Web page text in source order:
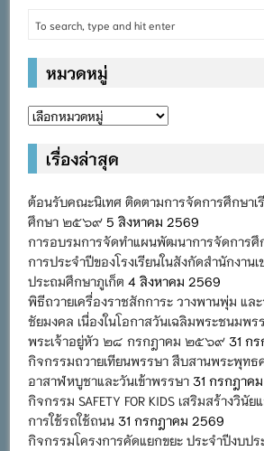
หมวดหมู่
หมวด
เรื่องล่าสุด
ต้อนรับคณะนิเทศ ติดตามการจัดการศึกษาเ
ศึกษา ๒๕๖๙ 5 สิงหาคม 2569
การอบรมการจัดทำแผนพัฒนาการจัดการ
การประจำปีของโรงเรียนในสังกัดสำนักงาน
ประถมศึกษาภูเก็ต 4 สิงหาคม 2569
พิธีถวายเครื่องราชสักการะ วางพานพุ่ม แล
ชัยมงคล เนื่องในโอกาสวันเฉลิมพระชนมพร
พระเจ้าอยู่หัว ๒๘ กรกฎาคม ๒๕๖๙ 31 ก
กิจกรรมถวายเทียนพรรษา สืบสานพระพุทธ
อาสาฬหบูชาและวันเข้าพรรษา 31 กรกฎาค
กิจกรรม SAFETY FOR KIDS เสริมสร้างวินั
การใช้รถใช้ถนน 31 กรกฎาคม 2569
กิจกรรมโครงการคัดแยกขยะ ประจำปีงบ